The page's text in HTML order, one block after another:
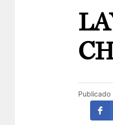
Publicado